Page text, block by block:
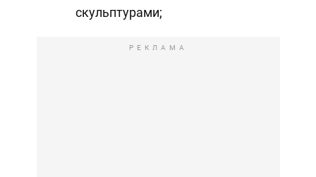
скульптурами;
РЕКЛАМА